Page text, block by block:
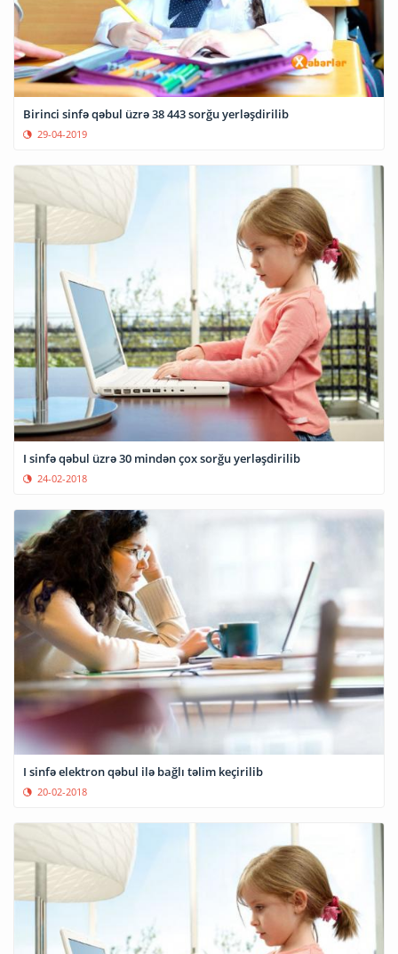
Birinci sinfə qəbul üzrə 38 443 sorğu yerləşdirilib
29-04-2019
I sinfə qəbul üzrə 30 mindən çox sorğu yerləşdirilib
24-02-2018
I sinfə elektron qəbul ilə bağlı təlim keçirilib
20-02-2018